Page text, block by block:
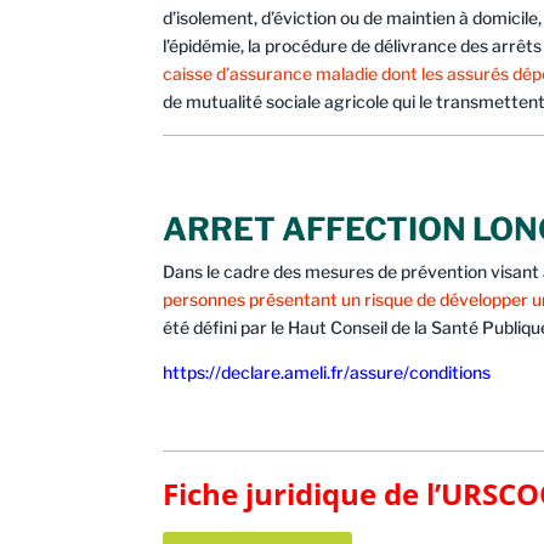
d’isolement, d’éviction ou de maintien à
l’épidémie, la procédure de délivrance des
caisse d’assurance maladie dont les assurés
de mutualité sociale agricole qui le transmettent
ARRET AFFECTION
Dans le cadre des mesures de prévention
personnes présentant un risque de développer
été défini par le Haut Conseil de la Santé
https://declare.ameli.fr/assure/conditions
Fiche juridique de